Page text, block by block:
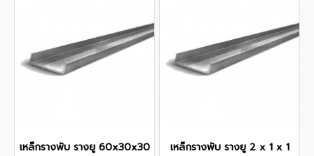
เหล็กรางพับ รางยู 60x30x30
เหล็กรางพับ รางยู 2 x 1 x 1